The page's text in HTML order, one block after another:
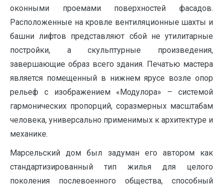
оконными проемами поверхностей фасадов.
Расположенные на кровле вентиляционные шахты и
башни лифтов представляют сбой не утилитарные
постройки, а скульптурные произведения,
завершающие образ всего здания. Печатью мастера
является помещенный в нижнем ярусе возле опор
рельеф с изображением «Модулора» – системой
гармонических пропорций, соразмерных масштабам
человека, универсально применимых к архитектуре и
механике.
Марсельский дом был задуман его автором как
стандартизированный тип жилья для целого
поколения послевоенного общества, способный